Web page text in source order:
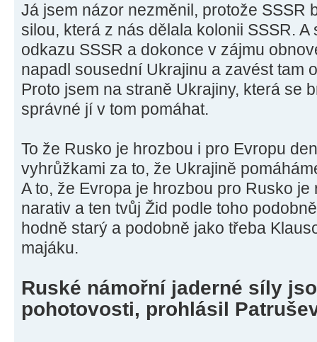
Já jsem názor nezměnil, protože SSSR
silou, která z nás dělala kolonii SSSR.
odkazu SSSR a dokonce v zájmu
napadl sousední Ukrajinu a zavést tam
Proto jsem na straně Ukrajiny, která se
správné jí v tom pomáhat.
To že Rusko je hrozbou i pro Evropu
vyhrůžkami za to, že Ukrajině
A to, že Evropa je hrozbou pro Rusko
narativ a ten tvůj Žid podle toho
hodně starý a podobně jako třeba
majáku.
Ruské námořní jaderné síly
pohotovosti, prohlásil